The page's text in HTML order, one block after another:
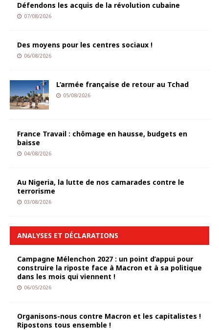
Défendons les acquis de la révolution cubaine
07/08/2026
Des moyens pour les centres sociaux !
06/08/2026
L’armée française de retour au Tchad
05/08/2026
France Travail : chômage en hausse, budgets en
baisse
04/08/2026
Au Nigeria, la lutte de nos camarades contre le
terrorisme
03/08/2026
ANALYSES ET DÉCLARATIONS
Campagne Mélenchon 2027 : un point d’appui pour
construire la riposte face à Macron et à sa politique
dans les mois qui viennent !
06/05/2026
Organisons-nous contre Macron et les capitalistes !
Ripostons tous ensemble !